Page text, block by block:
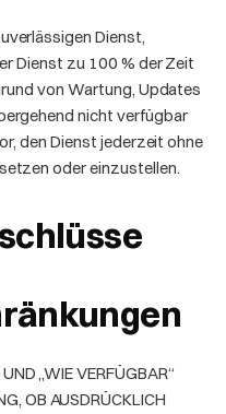
Dienst,
Dienst zu 100 % der Zeit
von Wartung, Updates
nicht verfügbar
den Dienst jederzeit ohne
oder einzustellen.
„WIE VERFÜGBAR“
OB AUSDRÜCKLICH